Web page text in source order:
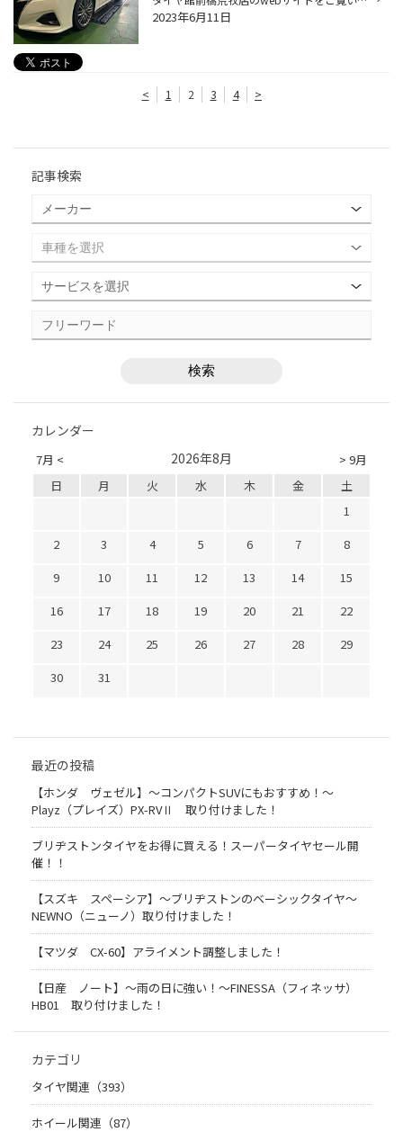
2023年6月11日
< 1 2 3 4 >
記事検索
カレンダー
7月 < > 9月
2026年8月
日 月 火 水 木 金
土
1
2
3 4 5 6 7
8
9
10 11 12 13 14
15
16
17 18 19 20 21
22
23
24 25 26 27 28
29
30
31
最近の投稿
【ホンダ ヴェゼル】～コンパクトSUVにもおすすめ！～
Playz（プレイズ）PX-RVⅡ 取り付けました！
ブリヂストンタイヤをお得に買える！スーパータイヤセール開
催！！
【スズキ スペーシア】～ブリヂストンのベーシックタイヤ～
NEWNO（ニューノ）取り付けました！
【マツダ CX-60】アライメント調整しました！
【日産 ノート】～雨の日に強い！～FINESSA（フィネッサ）
HB01 取り付けました！
カテゴリ
タイヤ関連（393）
ホイール関連（87）